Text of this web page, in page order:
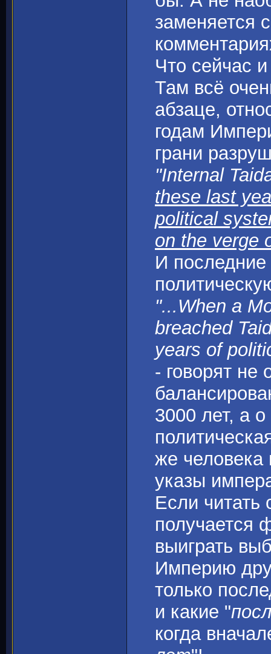
заменяется
Что сейчас
Там всё
абзаце,
годам
грани
"Internal
these last
political
on the verge
И
"...When a
breached
years of
- говорят не
3000 лет, а
же
указы
Если читать
получается
выиграть
Империю
только
и какие "
когда